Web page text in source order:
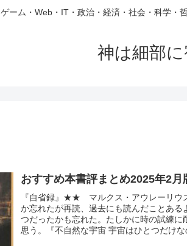
ゲーム・Web・IT・政治・経済・社会・科学・
神は細部に
おすすめ本書評まとめ2025年2月
『自省録』★★ マルクス・アウレーリウ
か忘れたが再読、過去にも読んだことある
つだったかも忘れた。たしかに時の試練に
思う。『不自然な宇宙 宇宙はひとつだけ